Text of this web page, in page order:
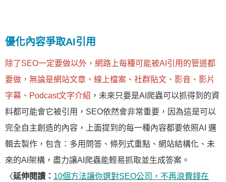
優化內容爭取AI引用
除了SEO一定要做以外，網路上每種可能被AI引用的管道都
要做，無論是網站文章、線上檔案、社群貼文、影音、影片
字幕、Podcast文字介紹 ，未來只要是AI爬蟲可以抓得到的資
料都可能會它被引用，SEO依然會非常重要，因為這是可以
完全自主創造的內容，上面提到的每一種內容都要依照AI 邏
輯去製作，包含：多用問答、條列式重點、網站結構化、未
來的AI架構，盡力讓AI爬蟲能輕易抓取並生成答案。
〈延伸閱讀： 10個方法讓你選對SEO公司，不再浪費錢在